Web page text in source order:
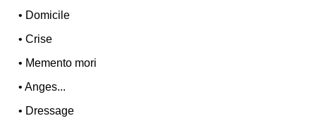
• Domicile
•Crise
• Memento mori
•Anges...
• Dressage